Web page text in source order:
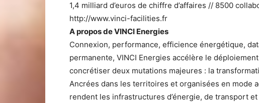
1,4 milliard d’euros de chiffre d’affaires // 8500
http://www.vinci-facilities.fr
A propos de VINCI Energies
Connexion, performance, efficience énergétique,
permanente, VINCI Energies accélère le
concrétiser deux mutations majeures : la
Ancrées dans les territoires et organisées en mode
rendent les infrastructures d’énergie, de transport